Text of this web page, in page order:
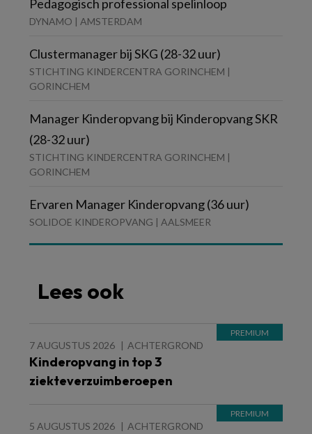
Pedagogisch professional spelinloop
DYNAMO | AMSTERDAM
Clustermanager bij SKG (28-32 uur)
STICHTING KINDERCENTRA GORINCHEM |
GORINCHEM
Manager Kinderopvang bij Kinderopvang SKR
(28-32 uur)
STICHTING KINDERCENTRA GORINCHEM |
GORINCHEM
Ervaren Manager Kinderopvang (36 uur)
SOLIDOE KINDEROPVANG | AALSMEER
Lees ook
7 AUGUSTUS 2026 ACHTERGROND
Kinderopvang in top 3
ziekteverzuimberoepen
5 AUGUSTUS 2026 ACHTERGROND